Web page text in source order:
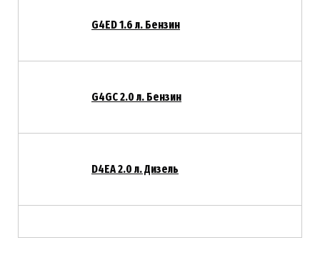
G4ED 1.6 л. Бензин
G4GC 2.0 л. Бензин
D4EA 2.0 л. Дизель